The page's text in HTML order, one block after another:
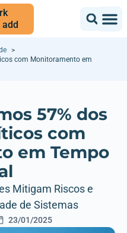
add
com Monitoramento em
57% dos
com
em Tempo
Mitigam Riscos e
de Sistemas
23/01/2025